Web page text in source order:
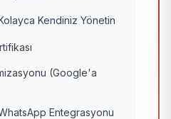
Kendiniz Yönetin
(Google'a
Entegrasyonu